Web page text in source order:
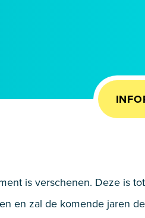
is verschenen. Deze is
en zal de komende jaren